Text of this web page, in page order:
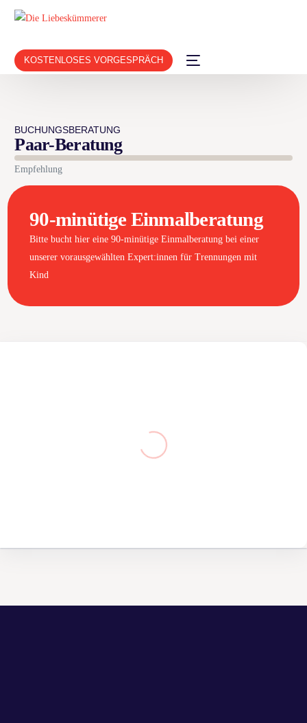
KOSTENLOSES VORGESPRÄCH
BUCHUNGSBERATUNG
Paar-Beratung
Empfehlung
90-minütige Einmalberatung
Bitte bucht hier eine 90-minütige Einmalberatung bei einer
unserer vorausgewählten Expert:innen für Trennungen mit
Kind